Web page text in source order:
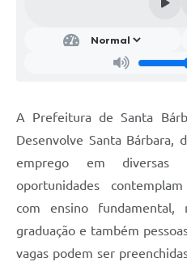
Parcerias com Organização da
Conselhos Municipais
Principal
Galeria de Fotos
Notícias
Galeria de Vídeos
A Prefeitura de Santa
Desenvolve Santa Bárbara,
emprego em diversas
oportunidades
com ensino fundamental,
graduação e também
vagas podem ser